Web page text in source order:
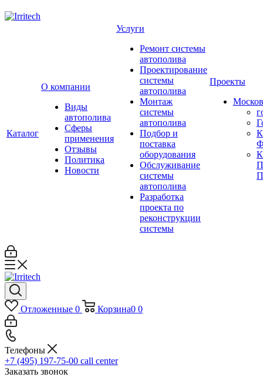
Каталог
О компании
Виды
автополива
Сферы
применения
Отзывы
Политика
Новости
Услуги
Ремонт системы
автополива
Проектирование
системы
автополива
Монтаж
системы
автополива
Подбор и
поставка
оборудования
Обслуживание
системы
автополива
Разработка
проекта по
реконструкции
системы
Проекты
Отложенные 0 Корзина0 0
Телефоны
+7 (495) 197-75-00 call center
Заказать звонок